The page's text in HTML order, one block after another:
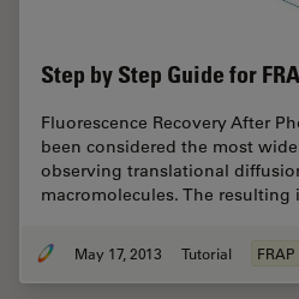
Step by Step Guide for
Fluorescence Recovery After
been considered the most
observing translational
macromolecules. The
May 17, 2013 Tutorial FRAP